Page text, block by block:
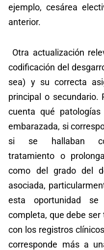
ejemplo, cesárea
anterior.
Otra actualización
codificación del
sea) y su correcta
principal o secundario.
cuenta qué
embarazada, si
si se hallaban
tratamiento o
como del grado del
asociada,
esta oportunidad
completa, que debe
con los registros
corresponde más a